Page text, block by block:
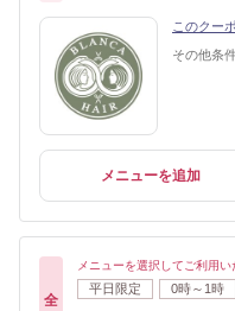
このクー
その他条件
メニューを追加
全
メニューを選択してご利用
平日限定 0時～1時